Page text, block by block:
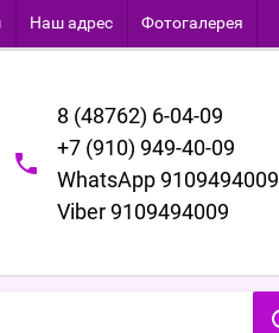
Наш адрес Фотогалерея
8 (48762) 6-04-09
+7 (910) 949-40-09
WhatsApp 9109494009
Viber 9109494009